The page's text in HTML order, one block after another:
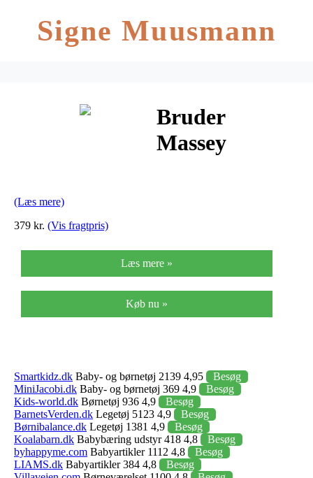
Signe Muusmann
Bruder
Massey
(Læs mere)
379 kr. (Vis fragtpris)
Læs mere »
Køb nu »
Smartkidz.dk Baby- og børnetøj 2139 4,95
Besøg
MiniJacobi.dk Baby- og børnetøj 369 4,9
Besøg
Kids-world.dk Børnetøj 936 4,9
Besøg
BarnetsVerden.dk Legetøj 5123 4,9
Besøg
Børnibalance.dk Legetøj 1381 4,9
Besøg
Koalabarn.dk Babybæring udstyr 418 4,8
Besøg
byhappyme.com Babyartikler 1112 4,8
Besøg
LIAMS.dk Babyartikler 384 4,8
Besøg